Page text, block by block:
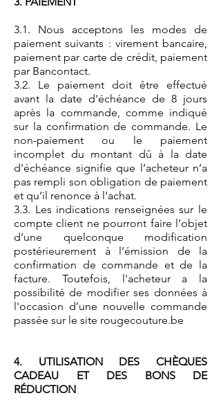
3.1. Nous acceptons les modes de
paiement suivants : virement bancaire,
paiement par carte de crédit, paiement
par Bancontact.
3.2. Le paiement doit être effectué
avant la date d'échéance de 8 jours
après la commande, comme indiqué
sur la confirmation de commande. Le
non-paiement ou le paiement
incomplet du montant dû à la date
d'échéance signifie que l’acheteur n’a
pas rempli son obligation de paiement
et qu’il renonce à l’achat.
3.3. Les indications renseignées sur le
compte client ne pourront faire l’objet
d’une quelconque modification
postérieurement à l’émission de la
confirmation de commande et de la
facture. Toutefois, l'acheteur a la
possibilité de modifier ses données à
l'occasion d’une nouvelle commande
passée sur le site rougecouture.be
4. UTILISATION DES CHÈQUES
CADEAU ET DES BONS DE
RÉDUCTION